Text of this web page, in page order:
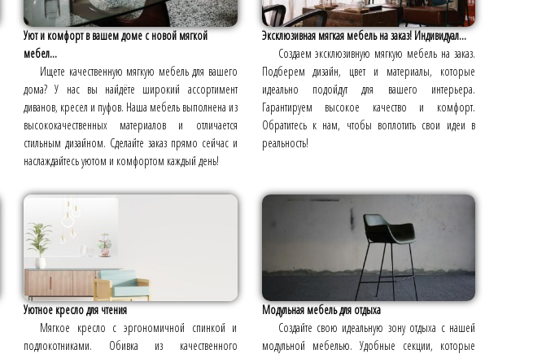
Уют и комфорт в вашем доме с новой мягкой
мебел...
Ищете качественную мягкую мебель для вашего
дома? У нас вы найдёте широкий ассортимент
диванов, кресел и пуфов. Наша мебель выполнена из
высококачественных материалов и отличается
стильным дизайном. Сделайте заказ прямо сейчас и
наслаждайтесь уютом и комфортом каждый день!
Эксклюзивная мягкая мебель на заказ! Индивидуал...
Создаем эксклюзивную мягкую мебель на заказ.
Подберем дизайн, цвет и материалы, которые
идеально подойдут для вашего интерьера.
Гарантируем высокое качество и комфорт.
Обратитесь к нам, чтобы воплотить свои идеи в
реальность!
Уютное кресло для чтения
Мягкое кресло с эргономичной спинкой и
подлокотниками. Обивка из качественного
Модульная мебель для отдыха
Создайте свою идеальную зону отдыха с нашей
модульной мебелью. Удобные секции, которые